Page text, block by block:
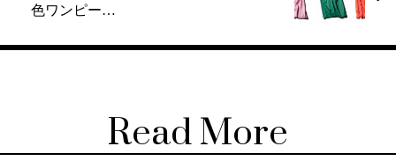
色ワンピー…
Read More